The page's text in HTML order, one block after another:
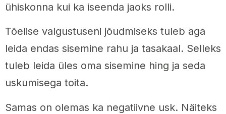
ühiskonna kui ka iseenda jaoks rolli.
Tõelise valgustuseni jõudmiseks tuleb aga
leida endas sisemine rahu ja tasakaal. Selleks
tuleb leida üles oma sisemine hing ja seda
uskumisega toita.
Samas on olemas ka negatiivne usk. Näiteks